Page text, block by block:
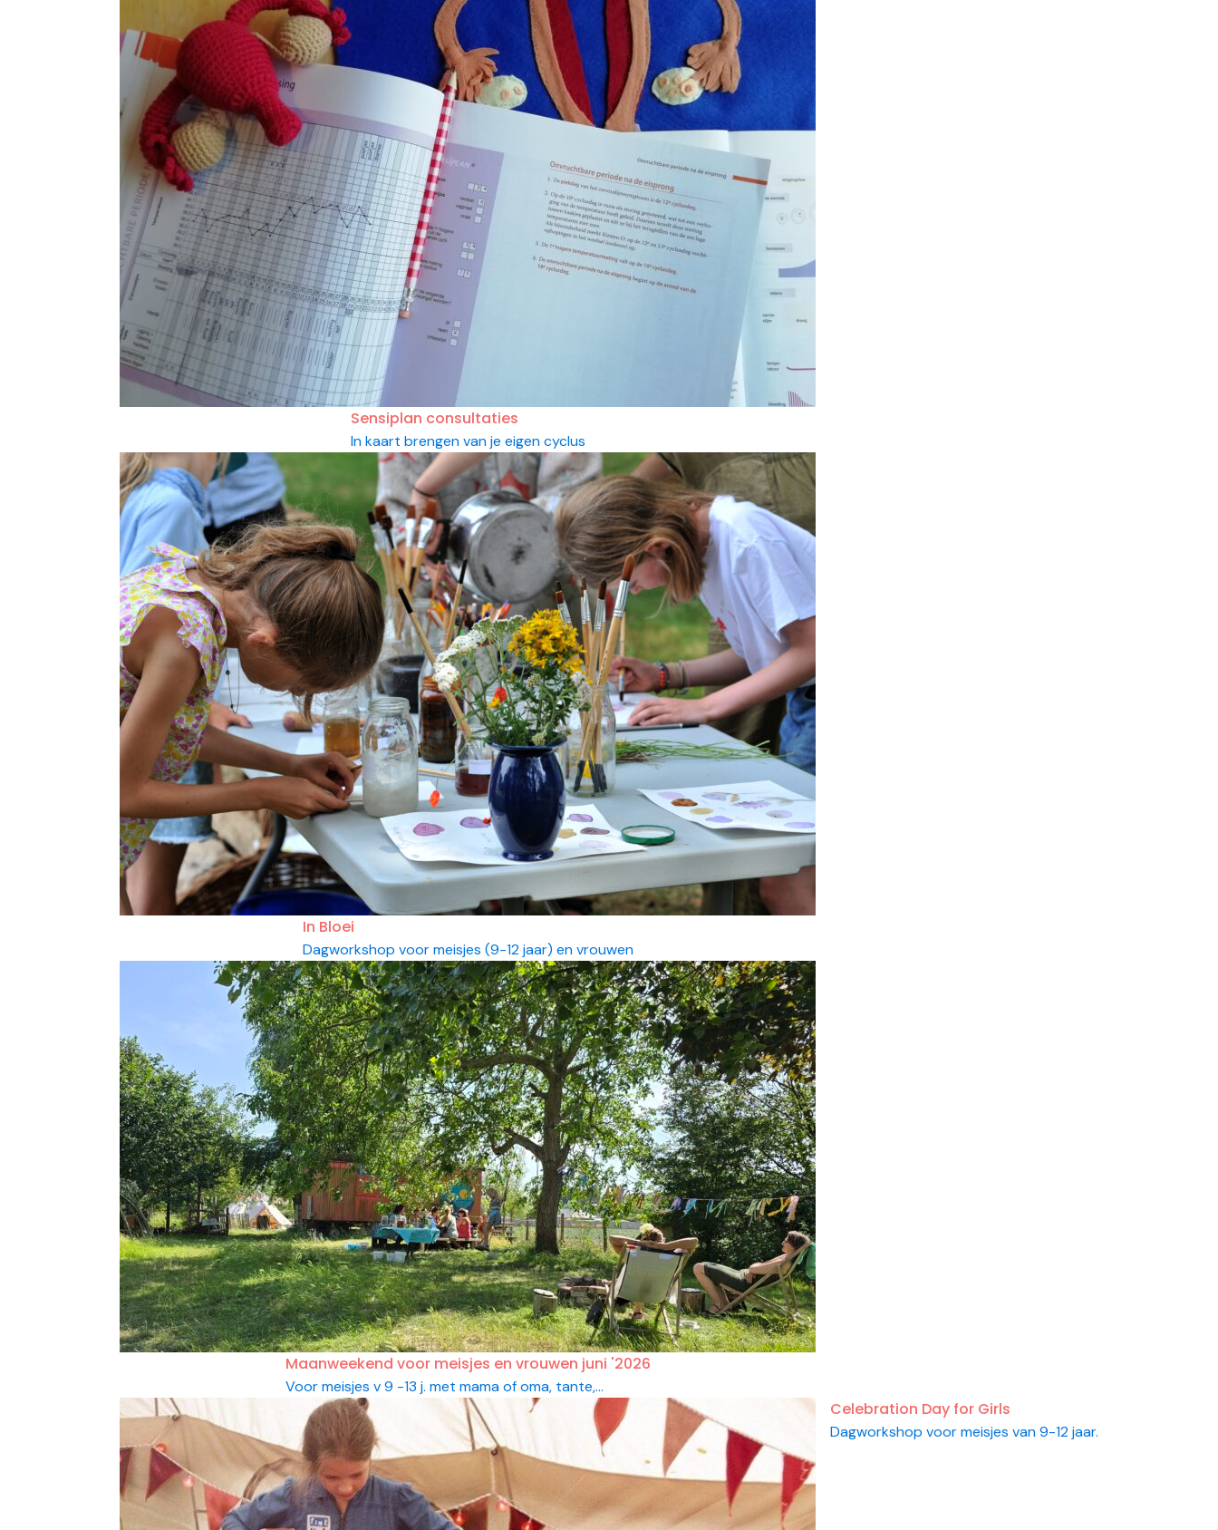
Sensiplan consultaties
In kaart brengen van je eigen cyclus
In Bloei
Dagworkshop voor meisjes (9-12 jaar) en vrouwen
Maanweekend voor meisjes en vrouwen juni '2026
Voor meisjes v 9 -13 j. met mama of oma, tante,...
Celebration Day for Girls
Dagworkshop voor meisjes van 9-12 jaar.